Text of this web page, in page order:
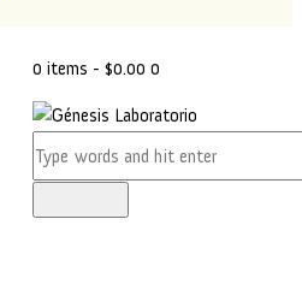
0 items - $0.00 0